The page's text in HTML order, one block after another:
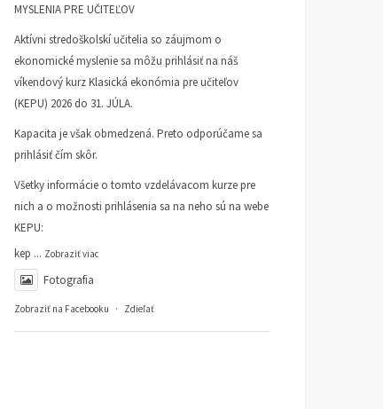
MYSLENIA PRE UČITEĽOV
Aktívni stredoškolskí učitelia so záujmom o
ekonomické myslenie sa môžu prihlásiť na náš
víkendový kurz Klasická ekonómia pre učiteľov
(KEPU) 2026 do 31. JÚLA.
Kapacita je však obmedzená. Preto odporúčame sa
prihlásiť čím skôr.
Všetky informácie o tomto vzdelávacom kurze pre
nich a o možnosti prihlásenia sa na neho sú na webe
KEPU:
kep ... Zobraziť viac
Fotografia
Zobraziť na Facebooku · Zdieľať